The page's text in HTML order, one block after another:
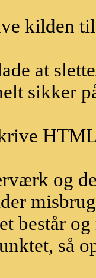
kilden
at
sikker
og
består
så